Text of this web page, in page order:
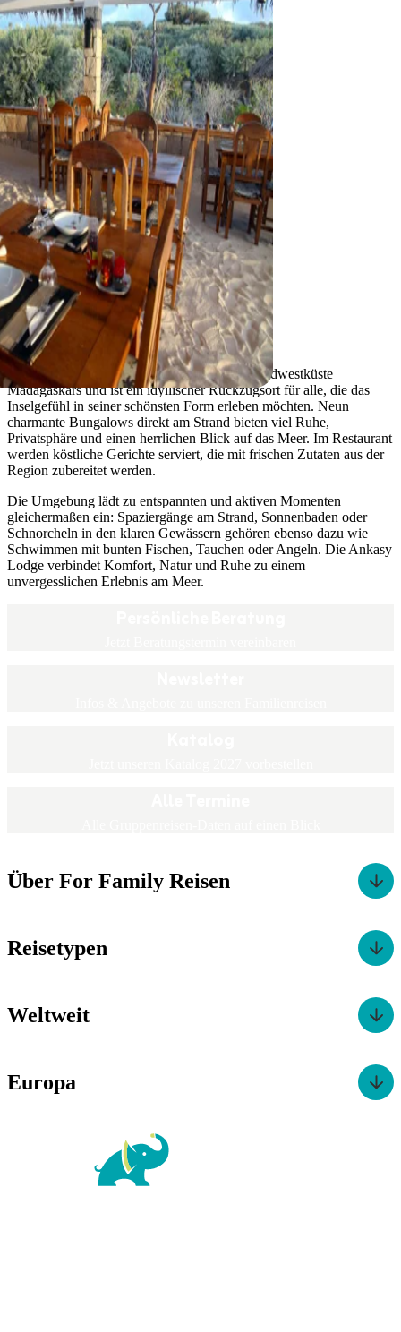
Tsiandamba
Ankasy Lodge
Die Ankasy Lodge liegt an der traumhaften Südwestküste
Madagaskars und ist ein idyllischer Rückzugsort für alle, die das
Inselgefühl in seiner schönsten Form erleben möchten. Neun
charmante Bungalows direkt am Strand bieten viel Ruhe,
Privatsphäre und einen herrlichen Blick auf das Meer. Im Restaurant
werden köstliche Gerichte serviert, die mit frischen Zutaten aus der
Region zubereitet werden.
Die Umgebung lädt zu entspannten und aktiven Momenten
gleichermaßen ein: Spaziergänge am Strand, Sonnenbaden oder
Schnorcheln in den klaren Gewässern gehören ebenso dazu wie
Schwimmen mit bunten Fischen, Tauchen oder Angeln. Die Ankasy
Lodge verbindet Komfort, Natur und Ruhe zu einem
unvergesslichen Erlebnis am Meer.
Über For Family Reisen
Reisetypen
Weltweit
Europa